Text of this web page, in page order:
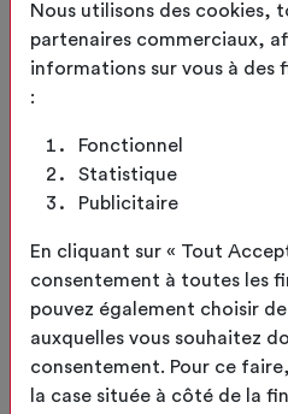
Nous utilisons des cookies,
partenaires commerciaux,
informations sur vous à des
:
Fonctionnel
Statistique
Publicitaire
En cliquant sur « Tout
consentement à toutes les
pouvez également choisir
auxquelles vous souhaitez
consentement. Pour ce
la case située à côté de la
J'accepte que Boutique
coordonnées (téléphone
recontacter
Règlement Général sur la
Nous vous informons que vous avez
https://www.bloctel.gouv.fr/
* Code de sécurité
Veuillez renseigner la somme
additionnant les termes :
17+9